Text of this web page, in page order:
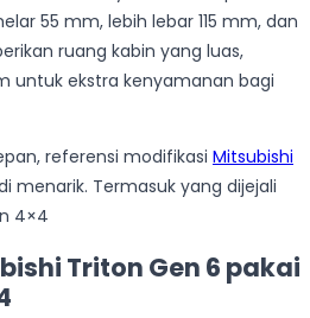
55 mm, lebih lebar 115 mm, dan
ruang kabin yang luas,
untuk ekstra kenyamanan bagi
referensi modifikasi Mitsubishi
menarik. Termasuk yang dijejali
4×4
Triton Gen 6 pakai